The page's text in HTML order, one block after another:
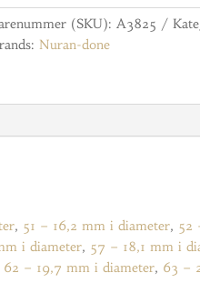
(SKU): A3825
Nuran-done
, 51 – 16,2 mm i diameter, 52
i diameter, 57 – 18,1 mm i
62 – 19,7 mm i diameter, 63 –